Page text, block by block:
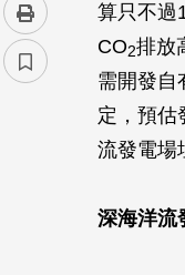
算只不過
CO2排放
需開發自
定，預估
流發電場
深海洋流